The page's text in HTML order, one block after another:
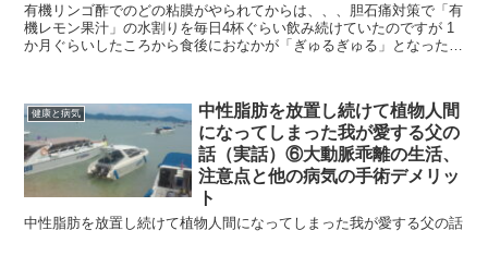
有機リンゴ酢でのどの粘膜がやられてからは、、、胆石痛対策で「有
機レモン果汁」の水割りを毎日4杯ぐらい飲み続けていたのですが 1
か月ぐらいしたころから食後におなかが「ぎゅるぎゅる」となった
健康と病気
中性脂肪を放置し続けて植物人間
になってしまった我が愛する父の
話（実話）⑥大動脈乖離の生活、
注意点と他の病気の手術デメリッ
ト
中性脂肪を放置し続けて植物人間になってしまった我が愛する父の話